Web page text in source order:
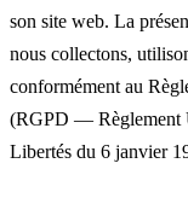
son site web. La
nous collectons,
conformément au
(RGPD — Règlement
Libertés du 6 janvier